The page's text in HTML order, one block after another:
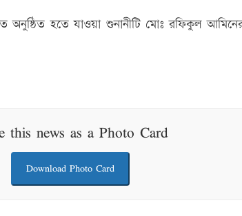
অনুষ্ঠিত হতে যাওয়া শুনানীটি মোঃ রফিকুল
this news as a Photo Card
Download Photo Card